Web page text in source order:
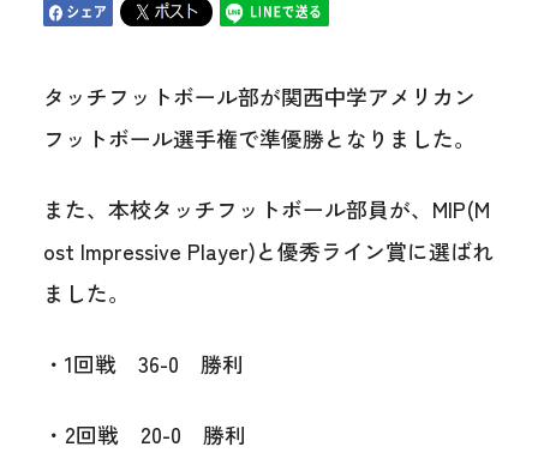
タッチフットボール部が関西中学アメリカン
フットボール選手権で準優勝となりました。
また、本校タッチフットボール部員が、MIP(M
ost Impressive Player)と優秀ライン賞に選ばれ
ました。
・1回戦 36-0 勝利
・2回戦 20-0 勝利